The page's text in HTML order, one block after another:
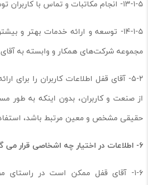
۱۳-۱-۵- انجام مکاتبات و تماس با کاربران توسط تیم پشتیبانی،
۱۴-۱-۵- توسعه و ارائه خدمات بهتر و
مجموعه شرکت‌های همکار و وابسته به
۵-۲- آقای قفل اطلاعات کاربران را برای
از صنعت و کاربران، بدون اینکه به
حقیقی مشخص و معین مرتبط باشد،
۶- اطلاعات در اختیار چه اشخاصی قرار می
۱-۶- آقای قفل ممکن است در راستای